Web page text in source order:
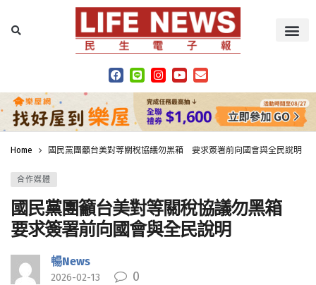
Home 國民黨團籲台美對等關稅協議勿黑箱 要求簽署前向國會與全民說明
合作媒體
國民黨團籲台美對等關稅協議勿黑箱
要求簽署前向國會與全民說明
暢News
2026-02-13 0